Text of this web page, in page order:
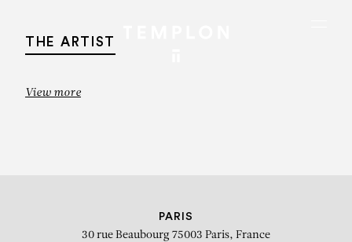
THE ARTIST
View more
PARIS
30 rue Beaubourg 75003 Paris, France